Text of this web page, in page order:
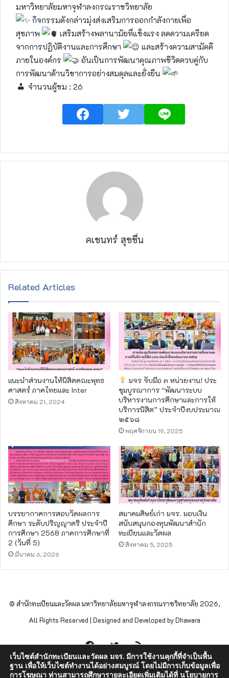
มหาวิทยาลัยมหาจุฬาลงกรณราชวิทยาลัย
กิจกรรมดังกล่าวมุ่งส่งเสริมการออกกำลังกายเพื่อ
สุขภาพ
เสริมสร้างพลานามัยที่แข็งแรง ลดความเครียด
จากการปฏิบัติงานและการศึกษา
และสร้างความสามัคคี
ภายในองค์กร
อันเป็นการพัฒนาคุณภาพชีวิตควบคู่กับ
การพัฒนาด้านวิชาการอย่างสมดุลและยั่งยืน
จำนวนผู้ชม : 26
คเชนทร์ สุขชื่น
Related Articles
แนะนำส่วนงานให้นิสิตคณะพุทธ
ศาสตร์ ภาคไทยและ Inter
สิงหาคม 21, 2024
มจร จับมือ ๓ หน่วยงาน! ประ
ชุมบูรณาการ “พัฒนาระบบ
บริหารงานการศึกษาและการให้
บริการนิสิต” ประจำปีงบประมาณ
๒๕๖๘
พฤศจิกายน 19, 2025
บรรยากาศการสอบวัดผลการ
ศึกษา ระดับปริญญาตรี ประจำปี
การศึกษา 2568 ภาคการศึกษาที่
2 (วันที่ 5)
มีนาคม 6, 2026
สมาคมศิษย์เก่า มจร. มอบเงิน
สนับสนุนกองทุนพัฒนาสำนัก
ทะเบียนและวัดผล
สิงหาคม 5, 2025
© สำนักทะเบียนและวัดผล มหาวิทยาลัยมหาจุฬาลงกรณราชวิทยาลัย 2026,
All Rights Reserved | Designed and Developed by Dhawara
FacebookTwitterRSS
เว็บไซต์สำนักทะเบียนและวัดผล มจร. มีการใช้งานคุกกี้ที่จำเป็นพื้น
ฐาน เพื่อให้เว็บไซต์ทำงานได้อย่างสมบูรณ์ โดยไม่มีการเก็บข้อมูลเพื่อ
การโฆษณา ท่านสามารถศึกษารายละเอียดเพิ่มเติมได้ที่ นโยบายการ